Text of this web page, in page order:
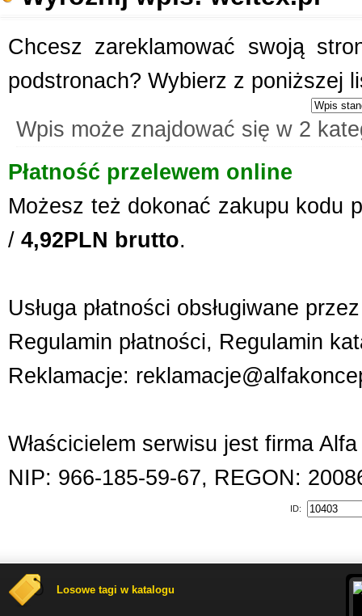
Chcesz zareklamować swoją
podstronach? Wybierz z poniższej
Wpis może znajdować się w 2
Płatność przelewem online
Możesz też dokonać zakupu kodu
/ 4,92PLN brutto.
Usługa płatności obsługiwane
Regulamin płatności, Regulamin
Reklamacje:
Właścicielem serwisu jest firma
NIP: 966-185-59-67, REGON:
ID:
Losowe tagi w katalogu